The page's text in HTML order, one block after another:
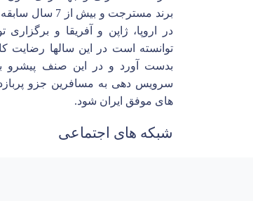
برند مسترجت و بیش
در اروپا، ژاپن و آفریقا و برگزاری
توانسته است در این سالها رضایت
بدست آورد و در این صنف پیشرو
سرویس دهی به مسافرین جزو
های موفق ایران شود.
شبکه های اجتماعی